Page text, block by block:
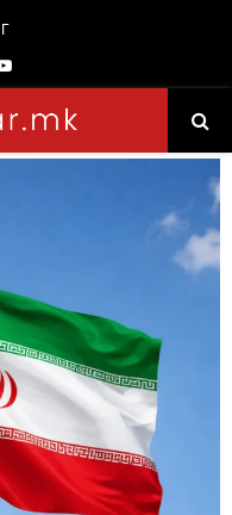
Youtube